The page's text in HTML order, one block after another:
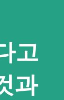
고
과